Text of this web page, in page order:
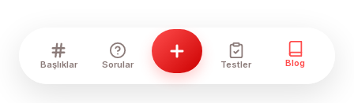
Başlıklar Sorular Testler Blog